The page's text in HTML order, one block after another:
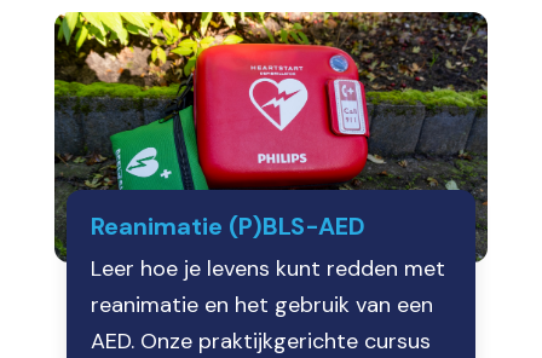
Reanimatie (P)BLS-AED
Leer hoe je levens kunt redden met
reanimatie en het gebruik van een
AED. Onze praktijkgerichte cursus